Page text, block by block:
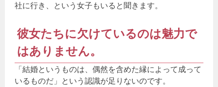
社に行き、という女子もいると聞きます。
彼女たちに欠けているのは魅力で
はありません。
「結婚というものは、偶然を含めた縁によって成って
いるものだ」という認識が足りないのです。